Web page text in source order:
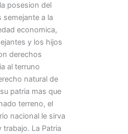
posesion del
a la
economica,
y los hijos
derechos
al terruno
natural de
patria mas que
terreno, el
nacional le sirva
La Patria